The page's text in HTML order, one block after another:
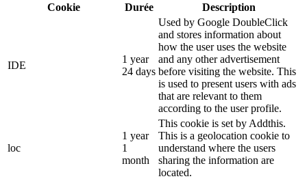
Cookie
Durée Description
IDE
1 year
24 days
Used by Google DoubleClick
and stores information about
how the user uses the website
and any other advertisement
before visiting the website. This
is used to present users with ads
that are relevant to them
according to the user profile.
loc
1 year
1
month
This cookie is set by Addthis.
This is a geolocation cookie to
understand where the users
sharing the information are
located.